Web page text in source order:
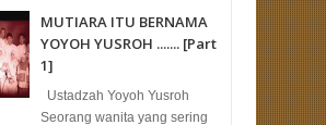
MUTIARA ITU BERNAMA
YOYOH YUSROH ....... [Part
1]
Ustadzah Yoyoh Yusroh
Seorang wanita yang sering